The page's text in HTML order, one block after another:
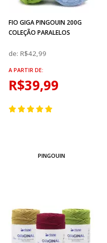
FIO GIGA PINGOUIN 200G
COLEÇÃO PARALELOS
de: R$42,99
A PARTIR DE:
R$39,99
PINGOUIN